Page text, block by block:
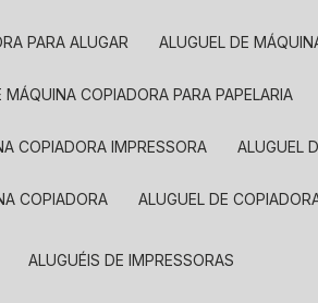
PARA ALUGAR ALUGUEL DE
MÁQUINA COPIADORA PARA PAPELARIA
COPIADORA IMPRESSORA
COPIADORA ALUGUEL DE
ALUGUÉIS DE IMPRESSORAS